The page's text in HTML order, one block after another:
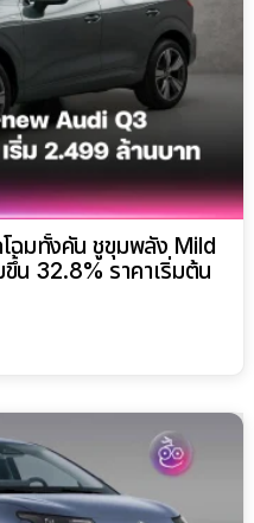
ฉมทั้งคัน ชูขุมพลัง Mild
น 32.8% ราคาเริ่มต้น